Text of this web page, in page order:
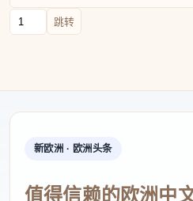
跳转到页码
跳转
新欧洲 · 欧洲头条
值得信赖的欧洲中